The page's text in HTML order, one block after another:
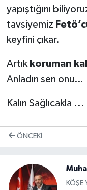
yapıştığını
tavsiyemiz
keyfini çıkar.
Artık koruman
Anladın sen onu…
Kalın Sağlıcakla ...
ÖNCEKI
KÖŞE